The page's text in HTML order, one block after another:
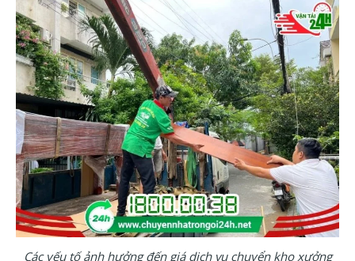
Các yếu tố ảnh hưởng đến giá dịch vụ chuyển kho xưởng